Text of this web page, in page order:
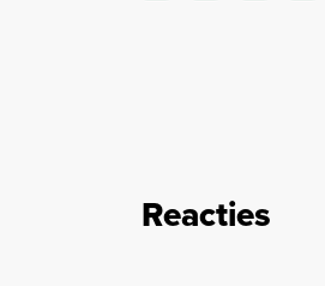
Reacties